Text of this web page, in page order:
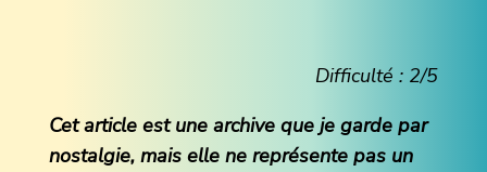
Difficulté : 2/5
Cet article est une archive que je garde par
nostalgie, mais elle ne représente pas un